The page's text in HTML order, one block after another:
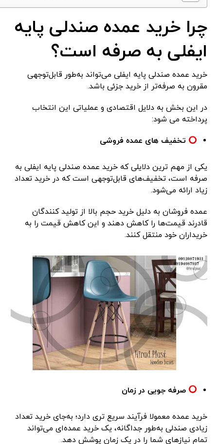
چرا خرید عمده صندلی پایه
ایفلی به صرفه است؟
خرید عمده صندلی پایه ایفلی می‌تواند به‌طور قابل‌توجهی
مقرون به صرفه‌تر از خرید جزئی باشد.
در این بخش به دلایل اقتصادی و عملیاتی این انتخاب
پرداخته می شود:
تخفیف های عمده فروشی
یکی از مهم ترین دلایلی که خرید عمده صندلی پایه ایفلی به
صرفه است، تخفیف‌های قابل‌توجهی است که در خرید تعداد
زیاد ارائه می‌شود.
عمده فروشان به دلیل خرید حجم بالا از تولید کنندگان
قادرند قیمت‌ها را کاهش دهند و این کاهش قیمت را به
خریداران خود منتقل کنند.
صرفه جویی در زمان
خرید عمده معمولا فرآیند سریع تری دارد؛ به‌جای خرید تعداد
زیادی صندلی به‌طور جداگانه، یک خرید عمده‌ای می‌تواند
تمام نیازهای شما را در یک زمان پوشش دهد.